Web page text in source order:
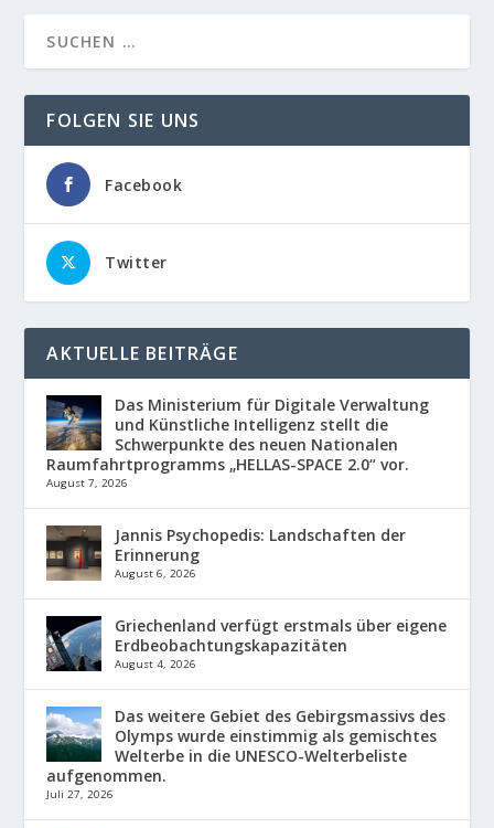
FOLGEN SIE UNS
Facebook
Twitter
AKTUELLE BEITRÄGE
Das Ministerium für Digitale Verwaltung
und Künstliche Intelligenz stellt die
Schwerpunkte des neuen Nationalen
Raumfahrtprogramms „HELLAS-SPACE 2.0“ vor.
August 7, 2026
Jannis Psychopedis: Landschaften der
Erinnerung
August 6, 2026
Griechenland verfügt erstmals über eigene
Erdbeobachtungskapazitäten
August 4, 2026
Das weitere Gebiet des Gebirgsmassivs des
Olymps wurde einstimmig als gemischtes
Welterbe in die UNESCO-Welterbeliste
aufgenommen.
Juli 27, 2026